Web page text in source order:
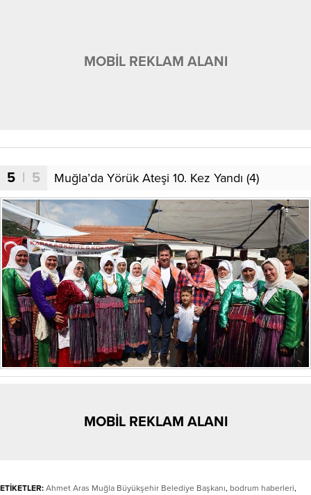
MOBİL REKLAM ALANI
5 | 5 Muğla’da Yörük Ateşi 10. Kez Yandı (4)
MOBİL REKLAM ALANI
ETİKETLER: Ahmet Aras Muğla Büyükşehir Belediye Başkanı, bodrum haberleri,